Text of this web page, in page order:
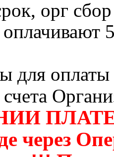
орг
для оплаты
через